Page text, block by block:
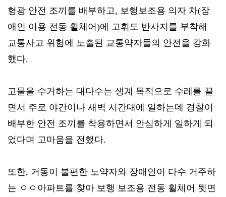
형광 안전 조끼를 배부하고, 보행보조용 의자 차(장
애인 이용 전동 휠체어)에 고휘도 반사지를 부착해
교통사고 위험에 노출된 교통약자들의 안전을 강화
했다.
고물을 수거하는 대다수는 생계 목적으로 수레를 끌
면서 주로 야간이나 새벽 시간대에 일하는데 경찰이
배부한 안전 조끼를 착용하면서 안심하게 일하게 되
었다며 고마움을 전했다.
또한, 거동이 불편한 노약자와 장애인이 다수 거주하
는 ㅇㅇ아파트를 찾아 보행 보조용 전동 휠체어 뒷면